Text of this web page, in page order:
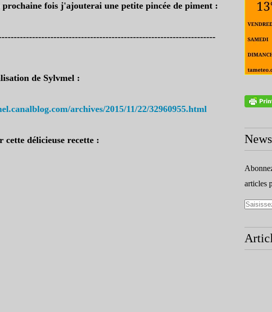
fois j'ajouterai une petite pincée de piment :
de Sylvmel :
archives/2015/11/22/32960955.html
cette délicieuse recette :
articles